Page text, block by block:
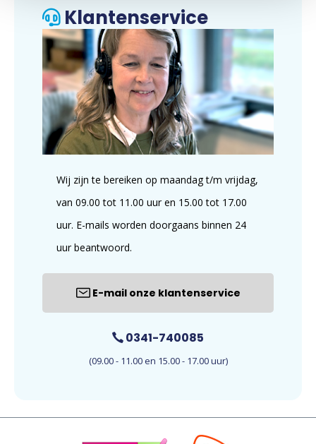
Klantenservice
Wij zijn te bereiken op maandag t/m vrijdag,
van 09.00 tot 11.00 uur en 15.00 tot 17.00
uur. E-mails worden doorgaans binnen 24
uur beantwoord.
E-mail onze klantenservice
0341-740085
(09.00 - 11.00 en 15.00 - 17.00 uur)